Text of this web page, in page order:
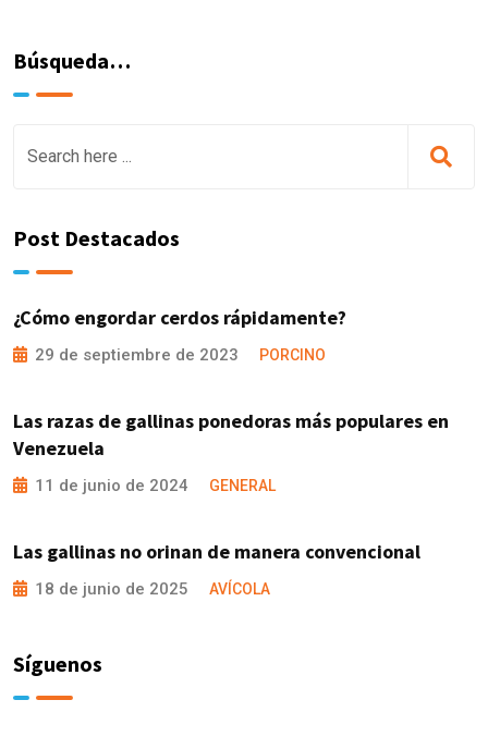
Búsqueda…
Post Destacados
¿Cómo engordar cerdos rápidamente?
29 de septiembre de 2023 PORCINO
Las razas de gallinas ponedoras más populares en
Venezuela
11 de junio de 2024 GENERAL
Las gallinas no orinan de manera convencional
18 de junio de 2025 AVÍCOLA
Síguenos